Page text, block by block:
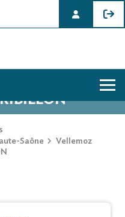
RAYMONDE
Saône
Vellemoz